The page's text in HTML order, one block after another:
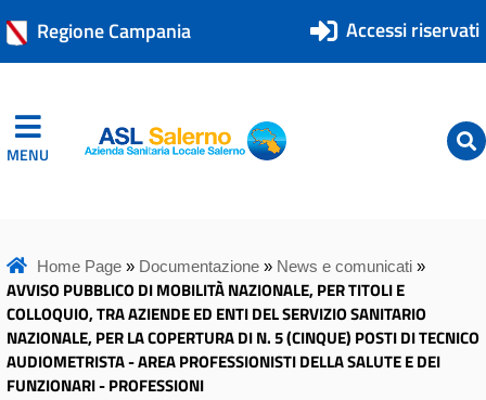
Regione Campania Accessi riservati
MENU ASL Salerno
ASL Salerno
Home Page» Documentazione» News e comunicati»
AVVISO PUBBLICO DI MOBILITÀ NAZIONALE, PER TITOLI E
COLLOQUIO, TRA AZIENDE ED ENTI DEL SERVIZIO SANITARIO
NAZIONALE, PER LA COPERTURA DI N. 5 (CINQUE) POSTI DI TECNICO
AUDIOMETRISTA - AREA PROFESSIONISTI DELLA SALUTE E DEI
FUNZIONARI - PROFESSIONI